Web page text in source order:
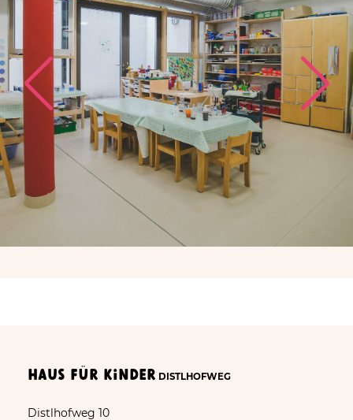
Haus für Kinder DISTLHOFWEG
Distlhofweg 10